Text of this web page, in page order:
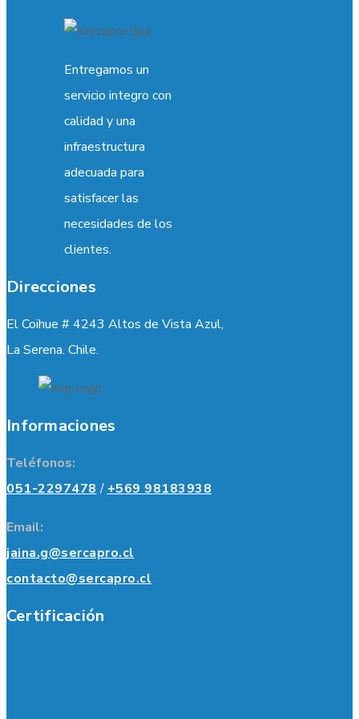
Entregamos un
servicio integro con
calidad y una
infraestructura
adecuada para
satisfacer las
necesidades de los
clientes.
Direcciones
El Coihue # 4243 Altos de Vista Azul,
La Serena. Chile.
Informaciones
Teléfonos:
051-2297478 / +569 98183938
Email:
jaina.g@sercapro.cl
contacto@sercapro.cl
Certificación